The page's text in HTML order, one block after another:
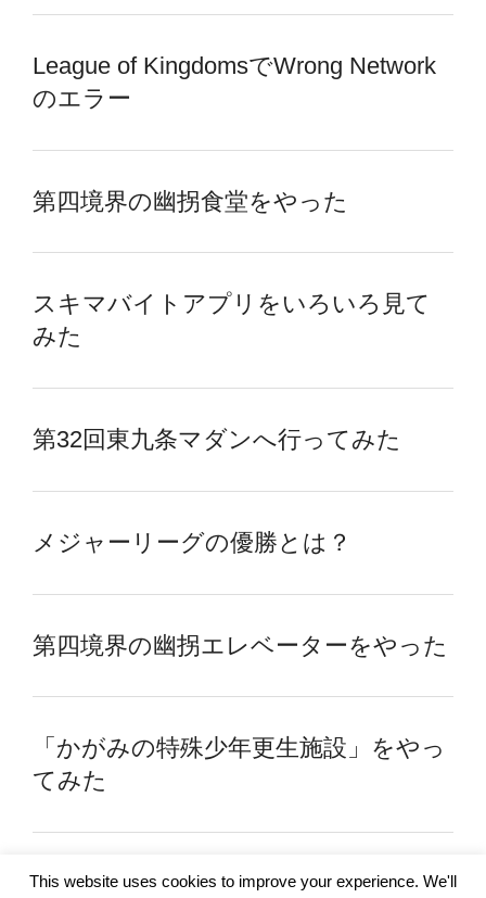
League of KingdomsでWrong Network
のエラー
第四境界の幽拐食堂をやった
スキマバイトアプリをいろいろ見て
みた
第32回東九条マダンへ行ってみた
メジャーリーグの優勝とは？
第四境界の幽拐エレベーターをやった
「かがみの特殊少年更生施設」をやっ
てみた
This website uses cookies to improve your experience. We'll